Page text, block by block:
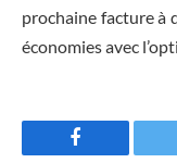
prochaine facture à
économies avec
Facebook